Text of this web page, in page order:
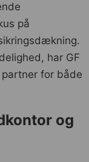
på
har GF
for både
og